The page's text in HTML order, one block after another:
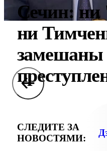
Сечин: ни
ни
замешаны
СЛЕДИТЕ ЗА
НОВОСТЯМИ: